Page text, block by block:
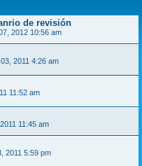
de revisión
2012 10:56 am
2011 4:26 am
11:52 am
11:45 am
2011 5:59 pm